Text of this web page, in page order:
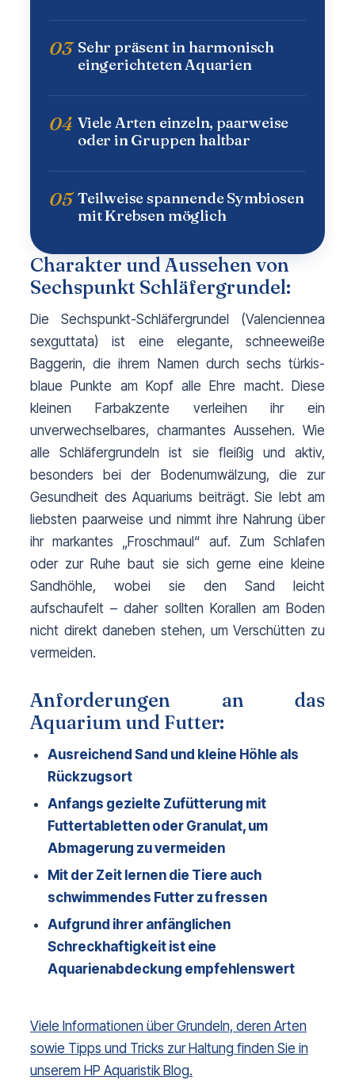
03 Sehr präsent in harmonisch
eingerichteten Aquarien
04 Viele Arten einzeln, paarweise
oder in Gruppen haltbar
05 Teilweise spannende Symbiosen
mit Krebsen möglich
Charakter und Aussehen von
Sechspunkt Schläfergrundel:
Die Sechspunkt-Schläfergrundel (Valenciennea
sexguttata) ist eine elegante, schneeweiße
Baggerin, die ihrem Namen durch sechs türkis-
blaue Punkte am Kopf alle Ehre macht. Diese
kleinen Farbakzente verleihen ihr ein
unverwechselbares, charmantes Aussehen. Wie
alle Schläfergrundeln ist sie fleißig und aktiv,
besonders bei der Bodenumwälzung, die zur
Gesundheit des Aquariums beiträgt. Sie lebt am
liebsten paarweise und nimmt ihre Nahrung über
ihr markantes „Froschmaul“ auf. Zum Schlafen
oder zur Ruhe baut sie sich gerne eine kleine
Sandhöhle, wobei sie den Sand leicht
aufschaufelt – daher sollten Korallen am Boden
nicht direkt daneben stehen, um Verschütten zu
vermeiden.
Anforderungen an das
Aquarium und Futter:
Ausreichend Sand und kleine Höhle als
Rückzugsort
Anfangs gezielte Zufütterung mit
Futtertabletten oder Granulat, um
Abmagerung zu vermeiden
Mit der Zeit lernen die Tiere auch
schwimmendes Futter zu fressen
Aufgrund ihrer anfänglichen
Schreckhaftigkeit ist eine
Aquarienabdeckung empfehlenswert
Viele Informationen über Grundeln, deren Arten
sowie Tipps und Tricks zur Haltung finden Sie in
unserem HP Aquaristik Blog.